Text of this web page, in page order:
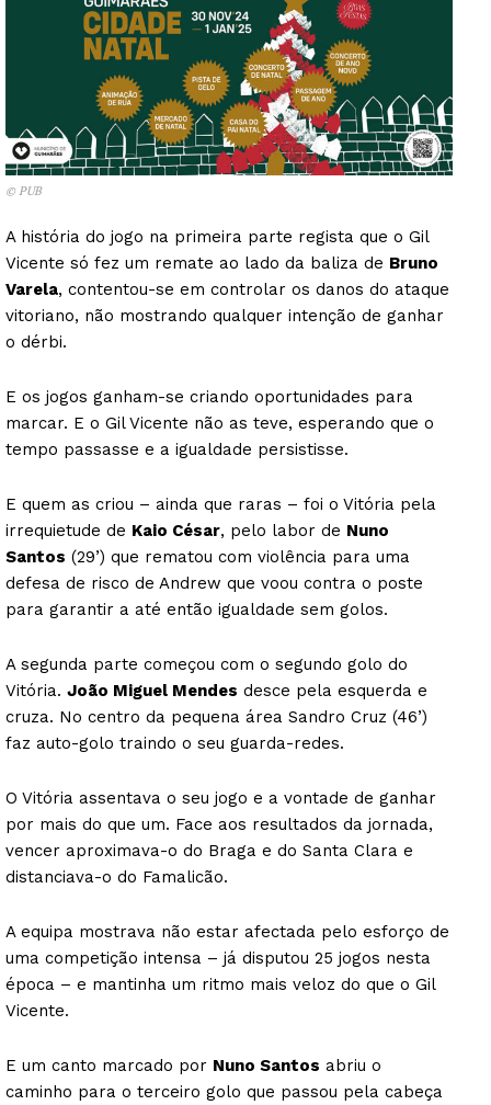
© PUB
A história do jogo na primeira parte regista que o Gil
Vicente só fez um remate ao lado da baliza de Bruno
Varela, contentou-se em controlar os danos do ataque
vitoriano, não mostrando qualquer intenção de ganhar
o dérbi.
E os jogos ganham-se criando oportunidades para
marcar. E o Gil Vicente não as teve, esperando que o
tempo passasse e a igualdade persistisse.
E quem as criou – ainda que raras – foi o Vitória pela
irrequietude de Kaio César, pelo labor de Nuno
Santos (29’) que rematou com violência para uma
defesa de risco de Andrew que voou contra o poste
para garantir a até então igualdade sem golos.
A segunda parte começou com o segundo golo do
Vitória. João Miguel Mendes desce pela esquerda e
cruza. No centro da pequena área Sandro Cruz (46’)
faz auto-golo traindo o seu guarda-redes.
O Vitória assentava o seu jogo e a vontade de ganhar
por mais do que um. Face aos resultados da jornada,
vencer aproximava-o do Braga e do Santa Clara e
distanciava-o do Famalicão.
A equipa mostrava não estar afectada pelo esforço de
uma competição intensa – já disputou 25 jogos nesta
época – e mantinha um ritmo mais veloz do que o Gil
Vicente.
E um canto marcado por Nuno Santos abriu o
caminho para o terceiro golo que passou pela cabeça